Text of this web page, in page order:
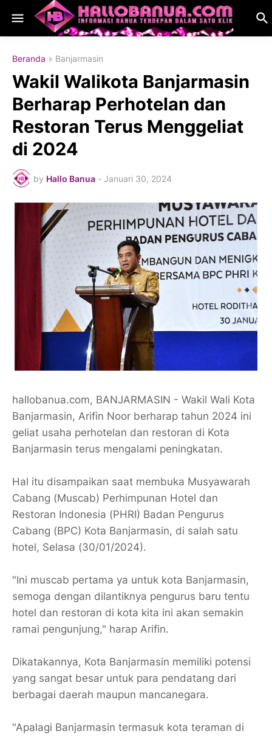
Beranda Banjarmasin
Wakil Walikota Banjarmasin
Berharap Perhotelan dan
Restoran Terus Menggeliat
di 2024
by Hallo Banua - Januari 30, 2024
hallobanua.com, BANJARMASIN - Wakil Wali Kota
Banjarmasin, Arifin Noor berharap tahun 2024 ini
geliat usaha perhotelan dan restoran di Kota
Banjarmasin terus mengalami peningkatan.
Hal itu disampaikan saat membuka Musyawarah
Cabang (Muscab) Perhimpunan Hotel dan
Restoran Indonesia (PHRI) Badan Pengurus
Cabang (BPC) Kota Banjarmasin, di salah satu
hotel, Selasa (30/01/2024).
"Ini muscab pertama ya untuk kota Banjarmasin,
semoga dengan dilantiknya pengurus baru tentu
hotel dan restoran di kota kita ini akan semakin
ramai pengunjung," harap Arifin.
Dikatakannya, Kota Banjarmasin memiliki potensi
yang sangat besar untuk para pendatang dari
berbagai daerah maupun mancanegara.
"Apalagi Banjarmasin termasuk kota teraman di